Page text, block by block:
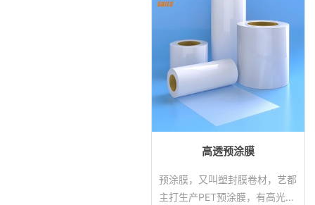
光、耐摩擦、高质感、高透等特
高透预涂膜
预涂膜，又叫塑封膜卷材，艺都
主打生产PET预涂膜，有高光、